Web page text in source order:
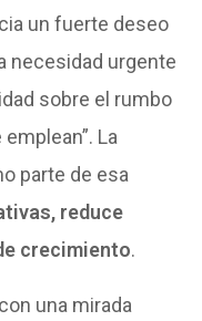
un fuerte deseo
necesidad urgente
sobre el rumbo
La
parte de esa
reduce
crecimiento.
una mirada